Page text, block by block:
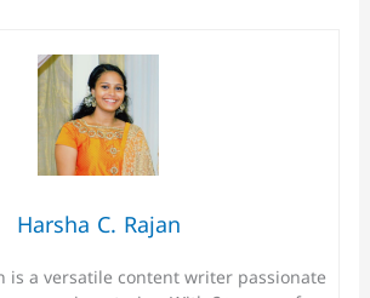
Harsha C. Rajan
is a versatile content writer passionate